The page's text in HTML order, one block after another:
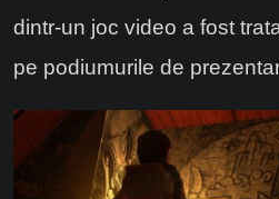
dintr-un joc video a fost
pe podiumurile de